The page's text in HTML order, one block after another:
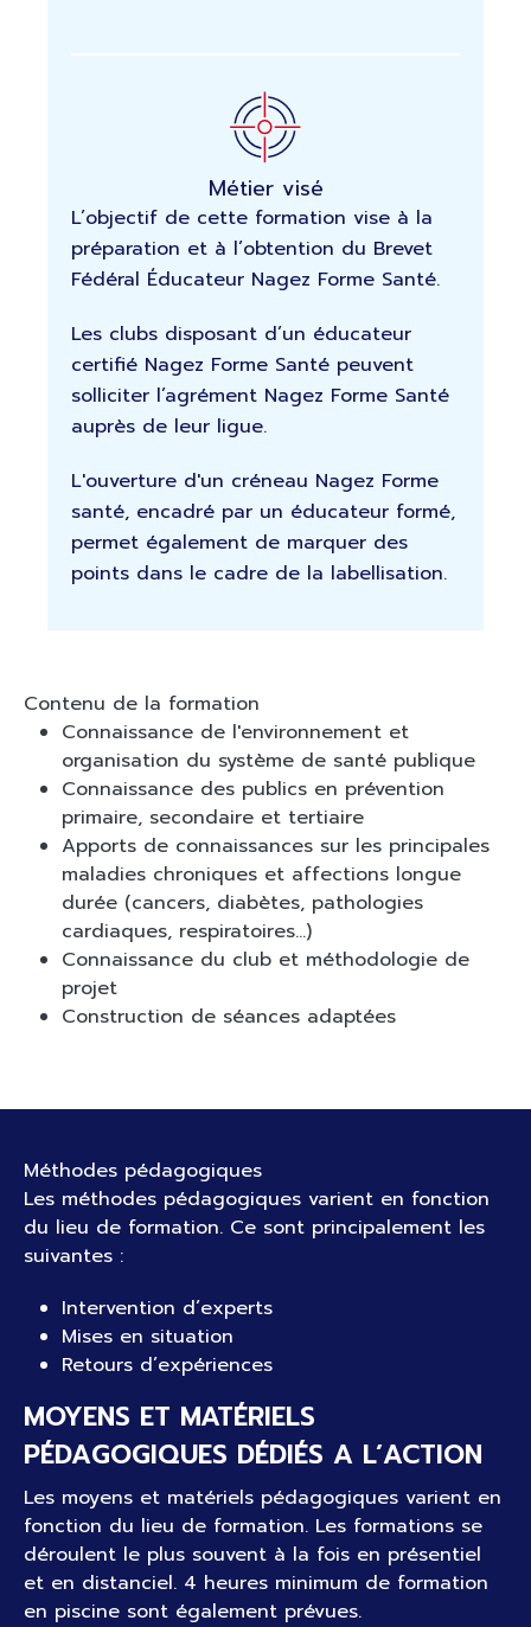
Métier visé
L’objectif de cette formation vise à la
préparation et à l’obtention du Brevet
Fédéral Éducateur Nagez Forme Santé.
Les clubs disposant d’un éducateur
certifié Nagez Forme Santé peuvent
solliciter l’agrément Nagez Forme Santé
auprès de leur ligue.
L'ouverture d'un créneau Nagez Forme
santé, encadré par un éducateur formé,
permet également de marquer des
points dans le cadre de la labellisation.
Contenu de la formation
Connaissance de l'environnement et
organisation du système de santé publique
Connaissance des publics en prévention
primaire, secondaire et tertiaire
Apports de connaissances sur les principales
maladies chroniques et affections longue
durée (cancers, diabètes, pathologies
cardiaques, respiratoires...)
Connaissance du club et méthodologie de
projet
Construction de séances adaptées
Méthodes pédagogiques
Les méthodes pédagogiques varient en fonction
du lieu de formation. Ce sont principalement les
suivantes :
Intervention d’experts
Mises en situation
Retours d’expériences
MOYENS ET MATÉRIELS
PÉDAGOGIQUES DÉDIÉS A L’ACTION
Les moyens et matériels pédagogiques varient en
fonction du lieu de formation. Les formations se
déroulent le plus souvent à la fois en présentiel
et en distanciel. 4 heures minimum de formation
en piscine sont également prévues.